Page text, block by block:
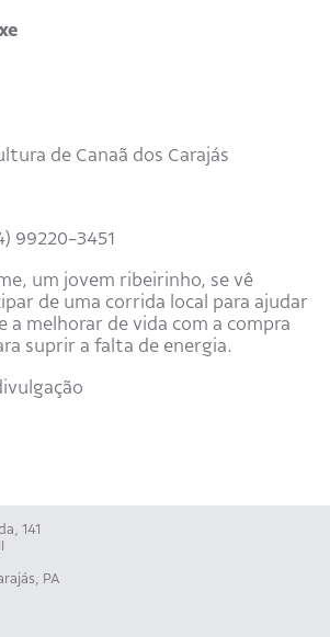
de Canaã dos Carajás
99220-3451
um jovem ribeirinho, se vê
de uma corrida local para ajudar
a melhorar de vida com a compra
suprir a falta de energia.
141
PA